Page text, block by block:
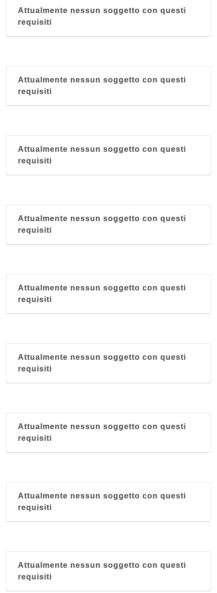
Attualmente nessun soggetto con questi
requisiti
Attualmente nessun soggetto con questi
requisiti
Attualmente nessun soggetto con questi
requisiti
Attualmente nessun soggetto con questi
requisiti
Attualmente nessun soggetto con questi
requisiti
Attualmente nessun soggetto con questi
requisiti
Attualmente nessun soggetto con questi
requisiti
Attualmente nessun soggetto con questi
requisiti
Attualmente nessun soggetto con questi
requisiti